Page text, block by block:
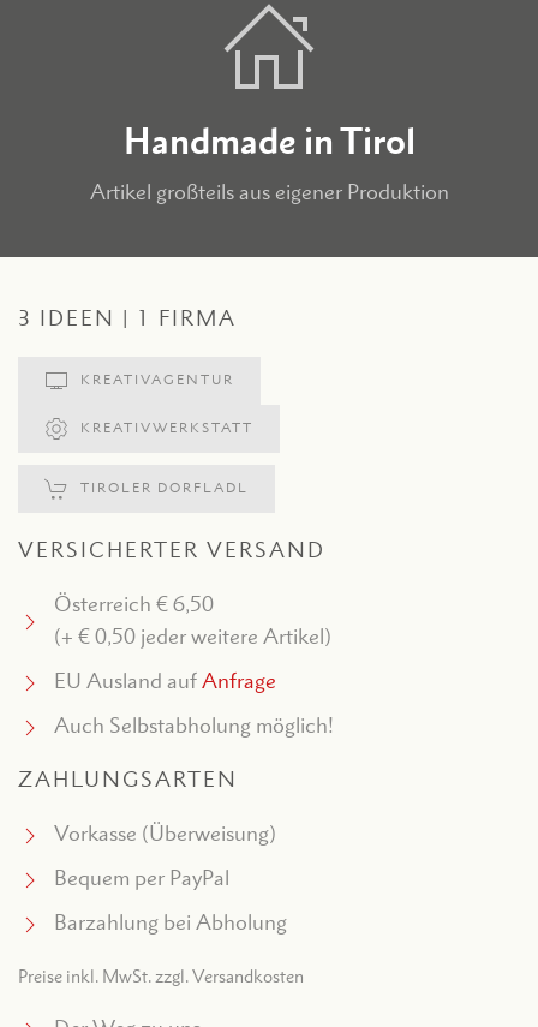
Handmade in Tirol
Artikel großteils aus eigener Produktion
3 IDEEN | 1 FIRMA
KREATIVAGENTUR
KREATIVWERKSTATT
TIROLER DORFLADL
VERSICHERTER VERSAND
Österreich € 6,50
(+ € 0,50 jeder weitere Artikel)
EU Ausland aufAnfrage
Auch Selbstabholung möglich!
ZAHLUNGSARTEN
Vorkasse (Überweisung)
Bequem per PayPal
Barzahlung bei Abholung
Preise inkl. MwSt. zzgl. Versandkosten